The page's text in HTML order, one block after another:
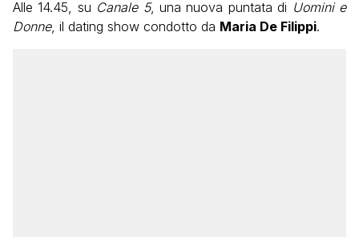
Alle 14.45, su Canale 5, una nuova puntata di Uomini e
Donne, il dating show condotto da Maria De Filippi.